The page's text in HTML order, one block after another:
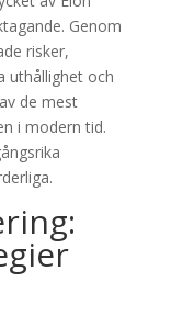
Genom
risker,
uthållighet och
de mest
i modern tid.